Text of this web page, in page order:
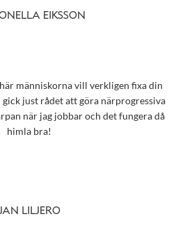
EIKSSON
människorna vill verkligen fixa din
gick just rådet att göra närprogressiva
när jag jobbar och det fungera då
himla bra!
LILJERO